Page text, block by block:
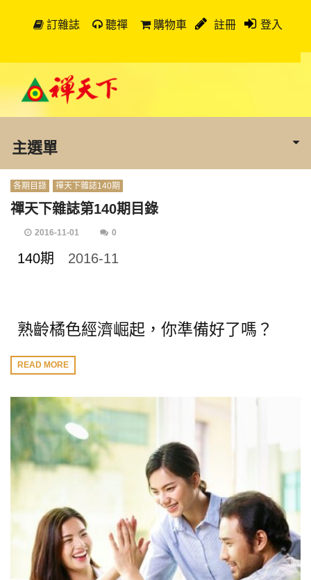
訂雜誌 聽禪 購物車 註冊 登入
主選單
各期目錄 禪天下雜誌140期
禪天下雜誌第140期目錄
2016-11-01 0
140期 2016-11
熟齡橘色經濟崛起，你準備好了嗎？
READ MORE